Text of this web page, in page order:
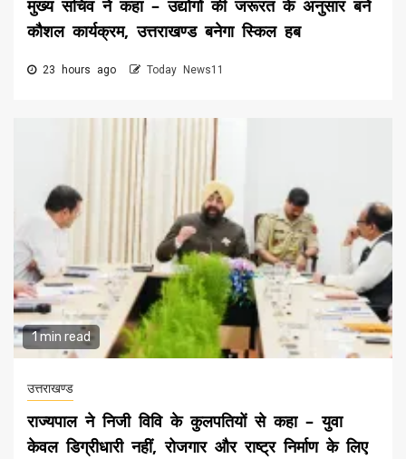
मुख्य सचिव ने कहा – उद्योगों की जरूरत के अनुसार बनें
कौशल कार्यक्रम, उत्तराखण्ड बनेगा स्किल हब
23 hours ago Today News11
1 min read
उत्तराखण्ड
राज्यपाल ने निजी विवि के कुलपतियों से कहा – युवा
केवल डिग्रीधारी नहीं, रोजगार और राष्ट्र निर्माण के लिए